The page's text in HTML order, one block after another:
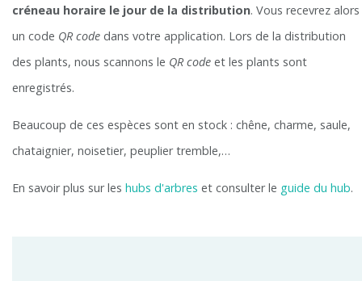
créneau horaire le jour de la distribution. Vous recevrez alors
un code QR code dans votre application. Lors de la distribution
des plants, nous scannons le QR code et les plants sont
enregistrés.
Beaucoup de ces espèces sont en stock : chêne, charme, saule,
chataignier, noisetier, peuplier tremble,…
En savoir plus sur les hubs d'arbres et consulter le guide du hub.